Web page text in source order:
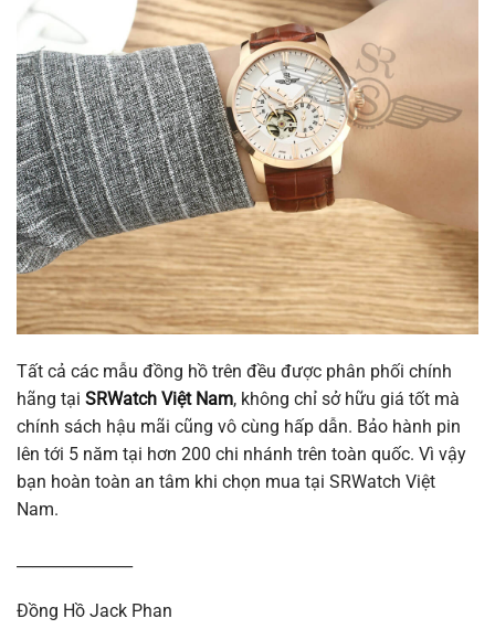
Tất cả các mẫu đồng hồ trên đều được phân phối chính
hãng tại SRWatch Việt Nam, không chỉ sở hữu giá tốt mà
chính sách hậu mãi cũng vô cùng hấp dẫn. Bảo hành pin
lên tới 5 năm tại hơn 200 chi nhánh trên toàn quốc. Vì vậy
bạn hoàn toàn an tâm khi chọn mua tại SRWatch Việt
Nam.
Đồng Hồ Jack Phan